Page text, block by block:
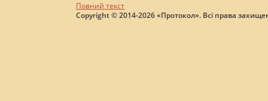
Повний текст
Copyright © 2014-2026 «Протокол». Всі права